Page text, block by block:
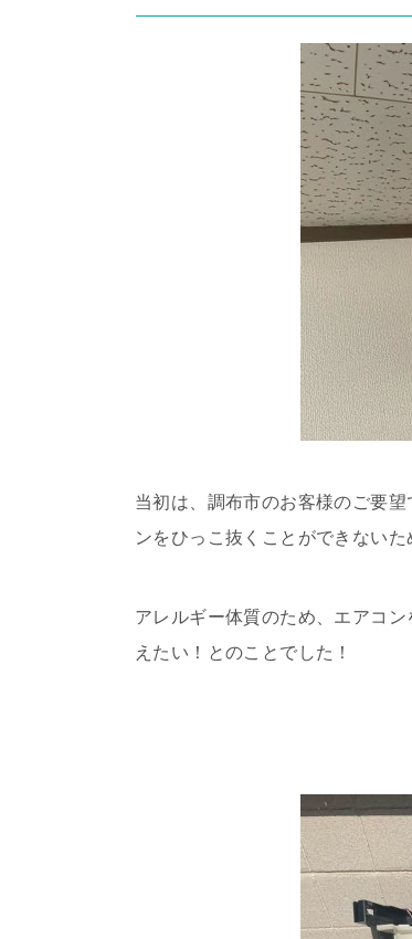
当初は、調布市のお客様のご要
ンをひっこ抜くことができない
アレルギー体質のため、エアコ
えたい！とのことでした！